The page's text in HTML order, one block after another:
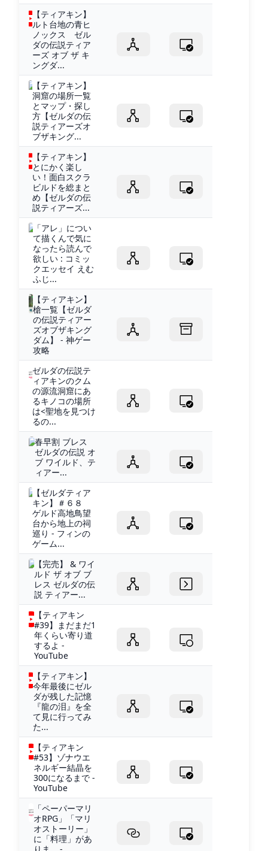
【ティアキン】
ルト台地の青ヒ
ノックス ゼル
ダの伝説ティア
ーズ オブ ザ キ
ングダ...
【ティアキン】
洞窟の場所一覧
とマップ・探し
方【ゼルダの伝
説ティアーズオ
ブザキング...
【ティアキン】
とにかく楽し
い！面白スクラ
ビルドを総まと
め【ゼルダの伝
説ティアーズ...
「アレ」につい
て描くんで気に
なったら読んで
欲しい : コミッ
クエッセイ えむ
ふじ...
【ティアキン】
槍一覧【ゼルダ
の伝説ティアー
ズオブザキング
ダム】 - 神ゲー
攻略
ゼルダの伝説テ
ィアキンのクム
の源流洞窟にあ
るキノコの場所
は<聖地を見つけ
るの...
春早割 ブレス
ゼルダの伝説 オ
ブ ワイルド、テ
ィアー...
【ゼルダティア
キン】＃６８
ゲルド高地鳥望
台から地上の祠
巡り - フィンの
ゲーム...
【完売】 & ワイ
ルド ザ オブ ブ
レス ゼルダの伝
説 ティアー...
【ティアキン
#39】まだまだ1
年くらい寄り道
するよ -
YouTube
【ティアキン】
今年最後にゼル
ダが残した記憶
『龍の泪』を全
て見に行ってみ
た...
【ティアキン
#53】ゾナウエ
ネルギー結晶を
300になるまで -
YouTube
「ペーパーマリ
オRPG」「マリ
オストーリー」
に「料理」があ